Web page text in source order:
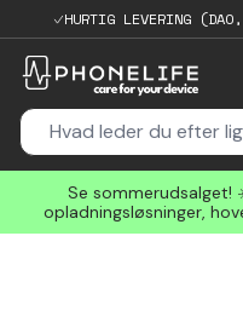
HURTIG LEVERING
Se
opladningsløsninger,